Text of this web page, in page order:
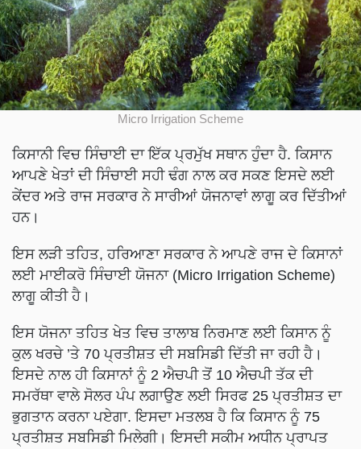
Micro Irrigation Scheme
ਕਿਸਾਨੀ ਵਿਚ ਸਿੰਚਾਈ ਦਾ ਇੱਕ ਪ੍ਰਮੁੱਖ ਸਥਾਨ ਹੁੰਦਾ ਹੈ. ਕਿਸਾਨ
ਆਪਣੇ ਖੇਤਾਂ ਦੀ ਸਿੰਚਾਈ ਸਹੀ ਢੰਗ ਨਾਲ ਕਰ ਸਕਣ ਇਸਦੇ ਲਈ
ਕੇਂਦਰ ਅਤੇ ਰਾਜ ਸਰਕਾਰ ਨੇ ਸਾਰੀਆਂ ਯੋਜਨਾਵਾਂ ਲਾਗੂ ਕਰ ਦਿੱਤੀਆਂ
ਹਨ।
ਇਸ ਲੜੀ ਤਹਿਤ, ਹਰਿਆਣਾ ਸਰਕਾਰ ਨੇ ਆਪਣੇ ਰਾਜ ਦੇ ਕਿਸਾਨਾਂ
ਲਈ ਮਾਈਕਰੋ ਸਿੰਚਾਈ ਯੋਜਨਾ (Micro Irrigation Scheme)
ਲਾਗੂ ਕੀਤੀ ਹੈ।
ਇਸ ਯੋਜਨਾ ਤਹਿਤ ਖੇਤ ਵਿਚ ਤਾਲਾਬ ਨਿਰਮਾਣ ਲਈ ਕਿਸਾਨ ਨੂੰ
ਕੁਲ ਖਰਚੇ ’ਤੇ 70 ਪ੍ਰਤੀਸ਼ਤ ਦੀ ਸਬਸਿਡੀ ਦਿੱਤੀ ਜਾ ਰਹੀ ਹੈ।
ਇਸਦੇ ਨਾਲ ਹੀ ਕਿਸਾਨਾਂ ਨੂੰ 2 ਐਚਪੀ ਤੋਂ 10 ਐਚਪੀ ਤੱਕ ਦੀ
ਸਮਰੱਥਾ ਵਾਲੇ ਸੋਲਰ ਪੰਪ ਲਗਾਉਣ ਲਈ ਸਿਰਫ 25 ਪ੍ਰਤੀਸ਼ਤ ਦਾ
ਭੁਗਤਾਨ ਕਰਨਾ ਪਏਗਾ. ਇਸਦਾ ਮਤਲਬ ਹੈ ਕਿ ਕਿਸਾਨ ਨੂੰ 75
ਪ੍ਰਤੀਸ਼ਤ ਸਬਸਿਡੀ ਮਿਲੇਗੀ। ਇਸਦੀ ਸਕੀਮ ਅਧੀਨ ਪ੍ਰਾਪਤ